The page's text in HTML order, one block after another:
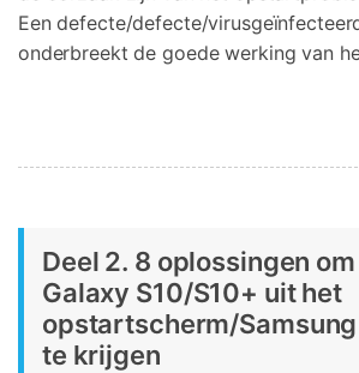
Een defecte/defecte/
onderbreekt de goede werking van
Deel 2. 8 oplossingen
Galaxy S10/S10+ uit het
opstartscherm/
te krijgen